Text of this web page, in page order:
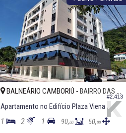
#2.413
BALNEÁRIO CAMBORIÚ - BAIRRO DAS NAÇÕES
Apartamento no Edifício Plaza Viena
1 2 1 90,00 50,00